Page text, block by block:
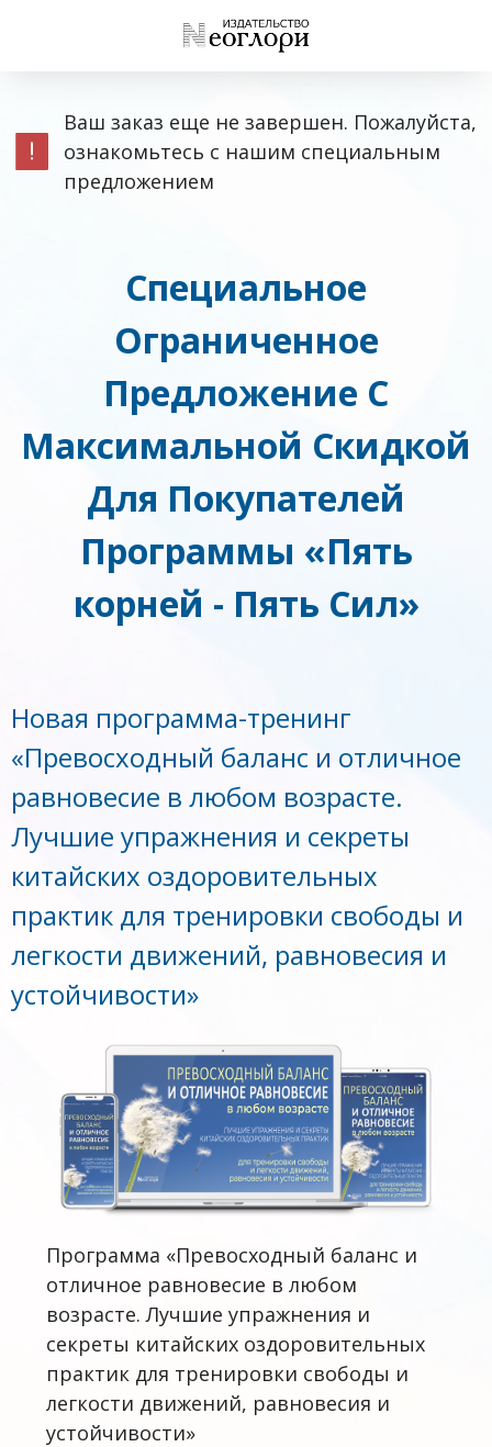
Ваш заказ еще не завершен. Пожалуйста,
ознакомьтесь с нашим специальным
предложением
Специальное
Ограниченное
Предложение С
Максимальной Скидкой
Для Покупателей
Программы «Пять
корней - Пять Сил»
Новая программа-тренинг
«Превосходный баланс и отличное
равновесие в любом возрасте.
Лучшие упражнения и секреты
китайских оздоровительных
практик для тренировки свободы и
легкости движений, равновесия и
устойчивости»
Программа «Превосходный баланс и
отличное равновесие в любом
возрасте. Лучшие упражнения и
секреты китайских оздоровительных
практик для тренировки свободы и
легкости движений, равновесия и
устойчивости»